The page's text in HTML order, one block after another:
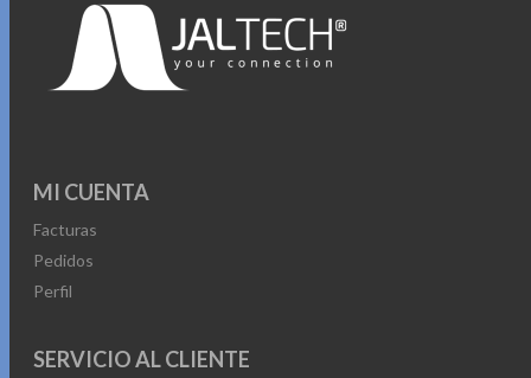
MI CUENTA
Facturas
Pedidos
Perfil
SERVICIO AL CLIENTE